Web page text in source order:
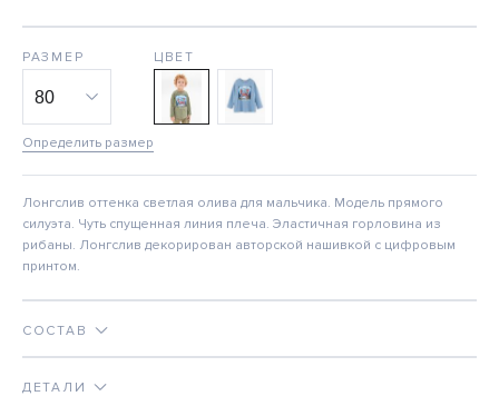
РАЗМЕР
Определить размер
ЦВЕТ
Лонгслив оттенка светлая олива для мальчика. Модель прямого
силуэта. Чуть спущенная линия плеча. Эластичная горловина из
рибаны. Лонгслив декорирован авторской нашивкой с цифровым
принтом.
СОСТАВ
ДЕТАЛИ